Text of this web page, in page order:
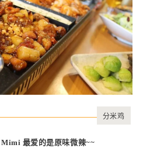
分米鸡
最爱的是原味微辣~~